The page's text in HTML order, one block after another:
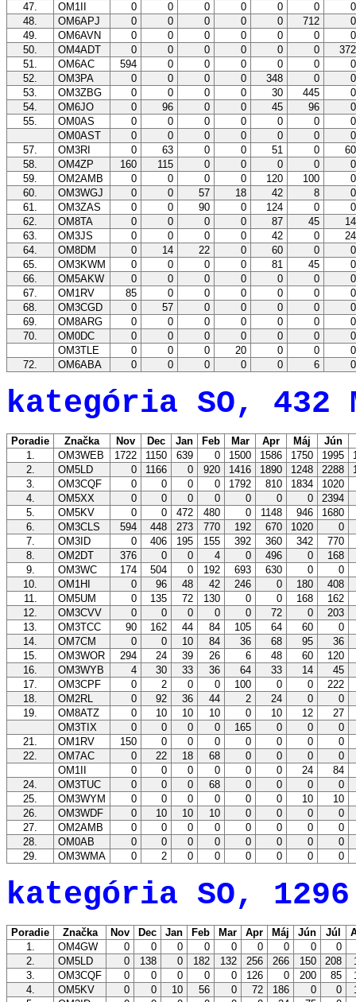
47.
OM1II 0 0 0 0 0 0
48.
OM6APJ 0 0 0 0 0 712
49.
OM6AVN 0 0 0 0 0 0
50.
OM4ADT 0 0 0 0 0 0
51.
OM6AC 594 0 0 0 0 0
52.
OM3PA 0 0 0 0 348 0
53.
OM3ZBG 0 0 0 0 30 445
54.
OM6JO 0 96 0 0 45 96
55.
OM0AS 0 0 0 0 0 0
OM0AST
0 0 0 0 0 0
57.
OM3RI 0 63 0 0 51 0
58.
OM4ZP 160 115 0 0 0 0
59.
OM2AMB 0 0 0 0 120 100
60.
OM3WGJ 0 0 57 18 42 8
61.
OM3ZAS 0 0 90 0 124 0
62.
OM8TA 0 0 0 0 87 45
63.
OM3JS 0 0 0 0 42 0
64.
OM8DM 0 14 22 0 60 0
65.
OM3KWM 0 0 0 0 81 45
66.
OM5AKW 0 0 0 0 0 0
67.
OM1RV 85 0 0 0 0 0
68.
OM3CGD 0 57 0 0 0 0
69.
OM8ARG 0 0 0 0 0 0
70.
OM0DC 0 0 0 0 0 0
OM3TLE
0 0 0 20 0 0
72.
OM6ABA 0 0 0 0 0 6
kategória SO, 432
Poradie Značka Nov Dec Jan Feb Mar Apr Máj Jún
1.
OM3WEB 1722 1150 639 0 1500 1586 1750 1995
2.
OM5LD 0 1166 0 920 1416 1890 1248 2288
3.
OM3CQF 0 0 0 0 1792 810 1834 1020
4.
OM5XX 0 0 0 0 0 0 0
2394
5.
OM5KV 0 0 472 480 0 1148 946
1680
6.
OM3CLS 594 448 273 770 192 670 1020 0
7.
OM3ID 0 406 195 155 392 360 342
770
8.
OM2DT 376 0 0 4 0 496 0 168
9.
OM3WC 174 504 0 192 693 630 0
0
10.
OM1HI 0 96 48 42 246 0 180 408
11.
OM5UM 0 135 72 130 0 0 168 162
12.
OM3CVV 0 0 0 0 0 72 0
203
13.
OM3TCC 90 162 44 84 105 64 60
0
14.
OM7CM 0 0 10 84 36 68 95
36
15.
OM3WOR 294 24 39 26 6 48 60
120
16.
OM3WYB 4 30 33 36 64 33 14
45
17.
OM3CPF 0 2 0 0 100 0 0
222
18.
OM2RL 0 92 36 44 2 24 0
0
19.
OM8ATZ 0 10 10 10 0 10 12
27
OM3TIX
0 0 0 0 165 0 0
0
21.
OM1RV 150 0 0 0 0 0 0
0
22.
OM7AC 0 22 18 68 0 0 0
0
OM1II
0 0 0 0 0 0 24
84
24.
OM3TUC 0 0 0 68 0 0 0
0
25.
OM3WYM 0 0 0 0 0 0 10
10
26.
OM3WDF 0 10 10 10 0 0 0
0
27.
OM2AMB 0 0 0 0 0 0 0
0
28.
OM0AB 0 0 0 0 0 0 0
0
29.
OM3WMA 0 2 0 0 0 0 0 0
kategória SO, 1296
Poradie Značka Nov Dec Jan Feb Mar Apr Máj Jún Júl
1.
OM4GW 0 0 0 0 0 0 0 0
0
2.
OM5LD 0 138 0 182 132 256 266 150 208
3.
OM3CQF 0 0 0 0 0 126 0 200 85
4.
OM5KV 0 0 10 56 0 72 186 0 0